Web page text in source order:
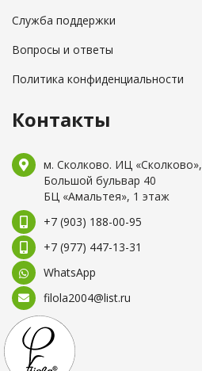
Служба поддержки
Вопросы и ответы
Политика конфиденциальности
Контакты
м. Сколково. ИЦ «Сколково»,
Большой бульвар 40
БЦ «Амальтея», 1 этаж
+7 (903) 188-00-95
+7 (977) 447-13-31
WhatsApp
filola2004@list.ru